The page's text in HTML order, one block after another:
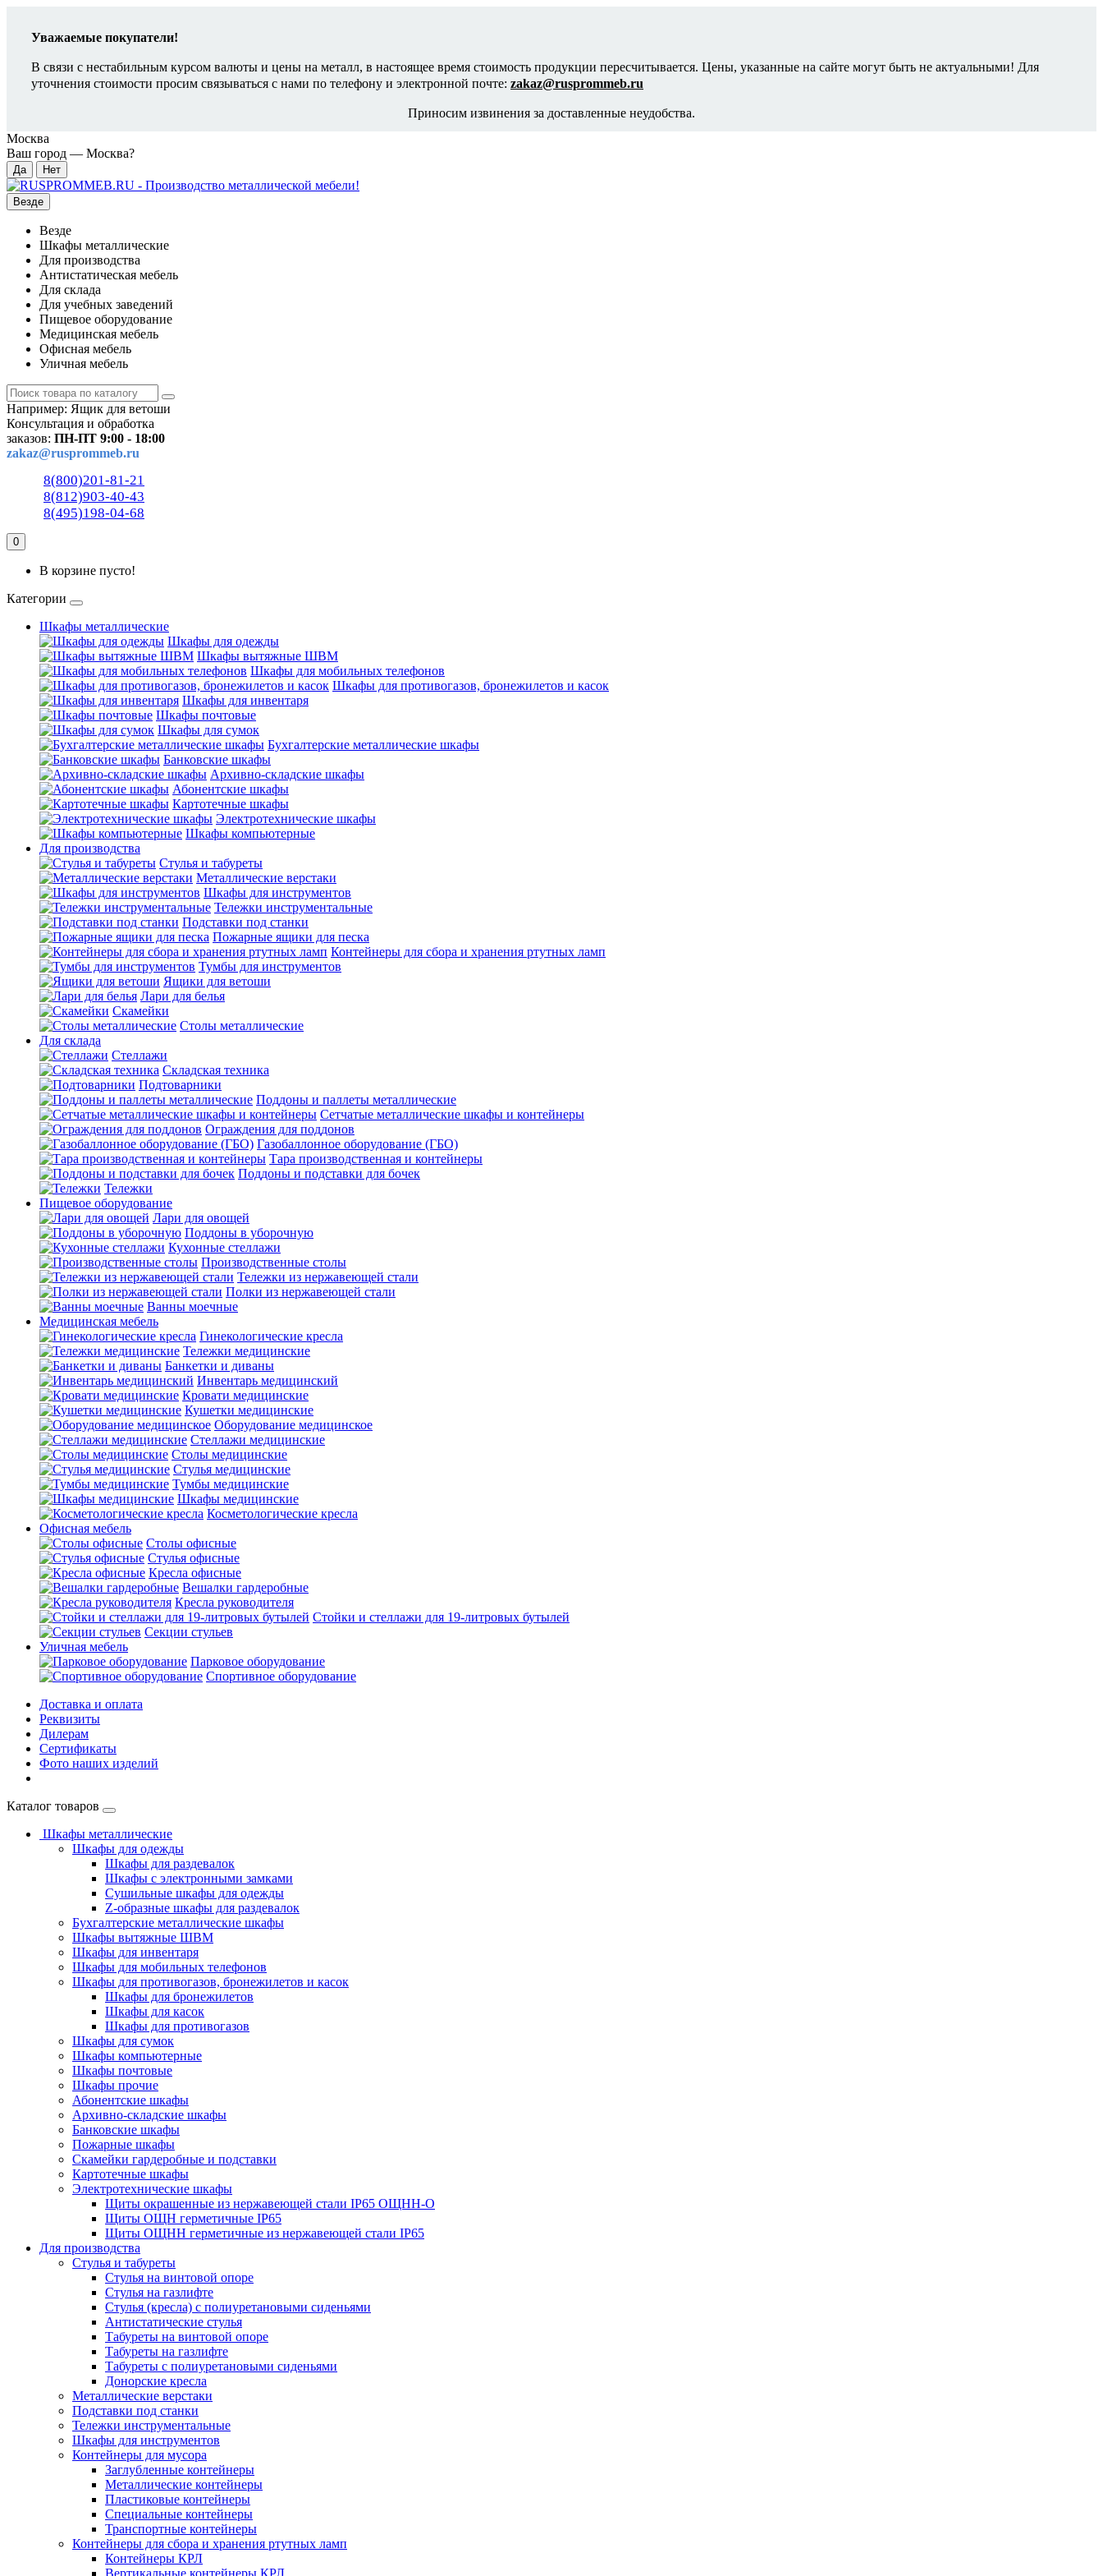
Уважаемые покупатели!
В связи с нестабильным курсом валюты и цены на металл, в настоящее время стоимость продукции пересчитывается. Цены, указанные на сайте могут быть не актуальными! Для
уточнения стоимости просим связываться с нами по телефону и электронной почте: zakaz@rusprommeb.ru
Приносим извинения за доставленные неудобства.
Москва
Ваш город — Москва?
Везде
Везде
Шкафы металлические
Для производства
Антистатическая мебель
Для склада
Для учебных заведений
Пищевое оборудование
Медицинская мебель
Офисная мебель
Уличная мебель
Например: Ящик для ветоши
Консультация и обработка
заказов: ПН-ПТ 9:00 - 18:00
zakaz@rusprommeb.ru
8(800)201-81-21
8(812)903-40-43
8(495)198-04-68
0
В корзине пусто!
Категории
Шкафы металлические
Шкафы для одежды
Шкафы вытяжные ШВМ
Шкафы для мобильных телефонов
Шкафы для противогазов, бронежилетов и касок
Шкафы для инвентаря
Шкафы почтовые
Шкафы для сумок
Бухгалтерские металлические шкафы
Банковские шкафы
Архивно-складские шкафы
Абонентские шкафы
Картотечные шкафы
Электротехнические шкафы
Шкафы компьютерные
Для производства
Стулья и табуреты
Металлические верстаки
Шкафы для инструментов
Тележки инструментальные
Подставки под станки
Пожарные ящики для песка
Контейнеры для сбора и хранения ртутных ламп
Тумбы для инструментов
Ящики для ветоши
Лари для белья
Скамейки
Столы металлические
Для склада
Стеллажи
Складская техника
Подтоварники
Поддоны и паллеты металлические
Сетчатые металлические шкафы и контейнеры
Ограждения для поддонов
Газобаллонное оборудование (ГБО)
Тара производственная и контейнеры
Поддоны и подставки для бочек
Тележки
Пищевое оборудование
Лари для овощей
Поддоны в уборочную
Кухонные стеллажи
Производственные столы
Тележки из нержавеющей стали
Полки из нержавеющей стали
Ванны моечные
Медицинская мебель
Гинекологические кресла
Тележки медицинские
Банкетки и диваны
Инвентарь медицинский
Кровати медицинские
Кушетки медицинские
Оборудование медицинское
Стеллажи медицинские
Столы медицинские
Стулья медицинские
Тумбы медицинские
Шкафы медицинские
Косметологические кресла
Офисная мебель
Столы офисные
Стулья офисные
Кресла офисные
Вешалки гардеробные
Кресла руководителя
Стойки и стеллажи для 19-литровых бутылей
Секции стульев
Уличная мебель
Парковое оборудование
Спортивное оборудование
Доставка и оплата
Реквизиты
Дилерам
Сертификаты
Фото наших изделий
Каталог товаров
Шкафы металлические
Шкафы для одежды
Шкафы для раздевалок
Шкафы с электронными замками
Cушильные шкафы для одежды
Z-образные шкафы для раздевалок
Бухгалтерские металлические шкафы
Шкафы вытяжные ШВМ
Шкафы для инвентаря
Шкафы для мобильных телефонов
Шкафы для противогазов, бронежилетов и касок
Шкафы для бронежилетов
Шкафы для касок
Шкафы для противогазов
Шкафы для сумок
Шкафы компьютерные
Шкафы почтовые
Шкафы прочие
Абонентские шкафы
Архивно-складские шкафы
Банковские шкафы
Пожарные шкафы
Скамейки гардеробные и подставки
Картотечные шкафы
Электротехнические шкафы
Щиты окрашенные из нержавеющей стали IP65 ОЩНН-О
Щиты ОЩН герметичные IP65
Щиты ОЩНН герметичные из нержавеющей стали IP65
Для производства
Стулья и табуреты
Стулья на винтовой опоре
Стулья на газлифте
Стулья (кресла) с полиуретановыми сиденьями
Антистатические стулья
Табуреты на винтовой опоре
Табуреты на газлифте
Табуреты с полиуретановыми сиденьями
Донорские кресла
Металлические верстаки
Подставки под станки
Тележки инструментальные
Шкафы для инструментов
Контейнеры для мусора
Заглубленные контейнеры
Металлические контейнеры
Пластиковые контейнеры
Специальные контейнеры
Транспортные контейнеры
Контейнеры для сбора и хранения ртутных ламп
Контейнеры КРЛ
Вертикальные контейнеры КРЛ